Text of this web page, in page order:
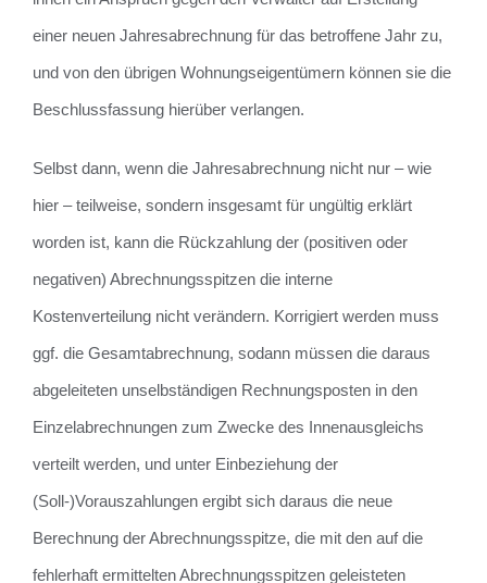
einer neuen Jahresabrechnung für das betroffene Jahr zu,
und von den übrigen Wohnungseigentümern können sie die
Beschlussfassung hierüber verlangen.
Selbst dann, wenn die Jahresabrechnung nicht nur – wie
hier – teilweise, sondern insgesamt für ungültig erklärt
worden ist, kann die Rückzahlung der (positiven oder
negativen) Abrechnungsspitzen die interne
Kostenverteilung nicht verändern. Korrigiert werden muss
ggf. die Gesamtabrechnung, sodann müssen die daraus
abgeleiteten unselbständigen Rechnungsposten in den
Einzelabrechnungen zum Zwecke des Innenausgleichs
verteilt werden, und unter Einbeziehung der
(Soll-)Vorauszahlungen ergibt sich daraus die neue
Berechnung der Abrechnungsspitze, die mit den auf die
fehlerhaft ermittelten Abrechnungsspitzen geleisteten